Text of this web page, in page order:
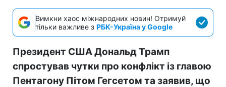
Вимкни хаос міжнародних новин! Отримуй
тільки важливе з РБК-Україна у Google
Президент США Дональд Трамп
спростував чутки про конфлікт із главою
Пентагону Пітом Гегсетом та заявив, що